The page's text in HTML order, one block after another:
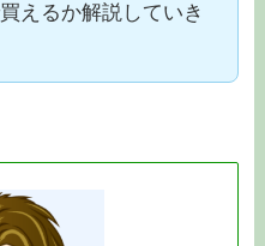
えるか解説していき